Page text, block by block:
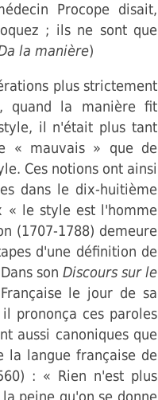
Procope disait,
; ils ne sont que
la manière)
plus strictement
quand la manière fit
il n'était plus tant
« mauvais » que de
Ces notions ont ainsi
dans le dix-huitième
« le style est l'homme
(1707-1788) demeure
d'une définition de
son Discours sur le
le jour de sa
prononça ces paroles
aussi canoniques que
la langue française de
: « Rien n'est plus
peine qu'on se donne